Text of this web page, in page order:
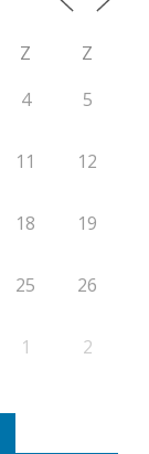
Z
Z
4 5
11 12
18 19
25 26
1 2